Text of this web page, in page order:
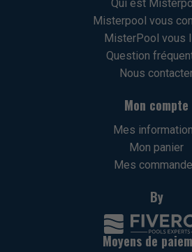
Qui est
Misterpool vous
MisterPool vous
Question
Nous
Mon compte
Mes
Mon panier
Mes
By
Moyens de